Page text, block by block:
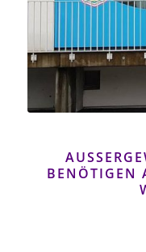
ENÖTIGEN